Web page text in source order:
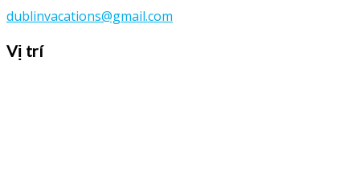
dublinvacations@gmail.com
Vị trí